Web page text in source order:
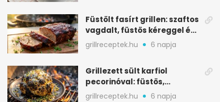
Füstölt fasírt grillen: szaftos
vagdalt, füstös kéreggel és
BBQ mázzal
grillreceptek.hu 6 napja
Grillezett sült karfiol
pecorinóval: füstös,
karamellizált nyári kedvenc
grillreceptek.hu 6 napja